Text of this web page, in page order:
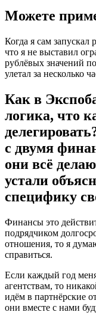
Можете
Когда я сам
что я не выставил
рублёвых значений
улетал за несколько
Как в
логика, что
с двумя
они всё
устали
специфику
Финансы это
подрядчиком
отношения, то я
справиться.
Если каждый год
агентствам, то
идём в партнёрские
они вместе с нами